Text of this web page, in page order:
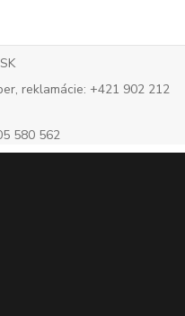
reklamácie: +421 902 212
580 562